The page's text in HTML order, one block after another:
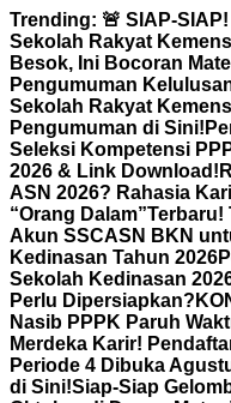
Skip
to
content
Trending: 🚨 SIAP-
Sekolah Rakyat
Besok, Ini Bocoran
Pengumuman
Sekolah Rakyat
Pengumuman di Sini!
Seleksi Kompetensi
2026 & Link Download!
ASN 2026? Rahasia
“Orang Dalam”Terbaru!
Akun SSCASN BKN
Kedinasan Tahun 2026
Sekolah Kedinasan
Perlu Dipersiapkan?
Nasib PPPK Paruh
Merdeka Karir!
Periode 4 Dibuka
di Sini!Siap-Siap